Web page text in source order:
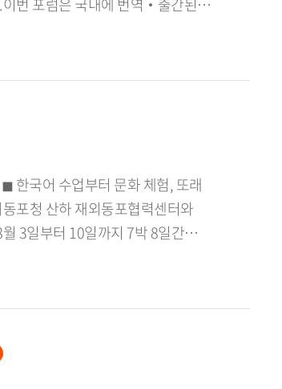
번 포럼은 국내에 번역‧출간된
에서 상대적으로 주목받지
아동문학이 형성되고 발전해 온
아시아문화콘텐츠연구소가
식민통치 시기부터 국민당 정부
는지 체계적으로 분석하면서,
히 대만의식 과
민 경험 속에서 형성된 대만의
역본의 출간을 기념한 이번
3일부터 10일까지 7박 8일간
등학교 4~6학년 학생 60명이
통해 한국어 실력을 키우고 한국
영 등 다양한 직업을 경험하는